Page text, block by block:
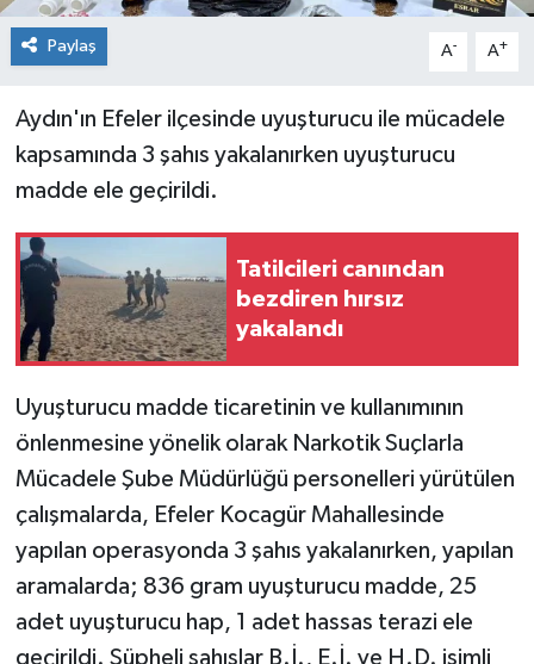
Paylaş A- A+
Aydın'ın Efeler ilçesinde uyuşturucu ile mücadele
kapsamında 3 şahıs yakalanırken uyuşturucu
madde ele geçirildi.
Tatilcileri canından
bezdiren hırsız
yakalandı
Uyuşturucu madde ticaretinin ve kullanımının
önlenmesine yönelik olarak Narkotik Suçlarla
Mücadele Şube Müdürlüğü personelleri yürütülen
çalışmalarda, Efeler Kocagür Mahallesinde
yapılan operasyonda 3 şahıs yakalanırken, yapılan
aramalarda; 836 gram uyuşturucu madde, 25
adet uyuşturucu hap, 1 adet hassas terazi ele
geçirildi. Şüpheli şahıslar B.İ., E.İ. ve H.D. isimli